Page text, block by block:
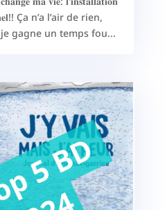
Ça n’a l’air de rien,
gagne un temps fou...